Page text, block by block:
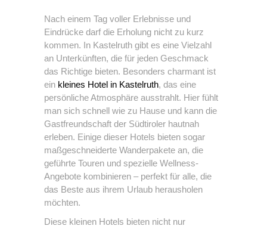
Nach einem Tag voller Erlebnisse und
Eindrücke darf die Erholung nicht zu kurz
kommen. In Kastelruth gibt es eine Vielzahl
an Unterkünften, die für jeden Geschmack
das Richtige bieten. Besonders charmant ist
ein kleines Hotel in Kastelruth, das eine
persönliche Atmosphäre ausstrahlt. Hier fühlt
man sich schnell wie zu Hause und kann die
Gastfreundschaft der Südtiroler hautnah
erleben. Einige dieser Hotels bieten sogar
maßgeschneiderte Wanderpakete an, die
geführte Touren und spezielle Wellness-
Angebote kombinieren – perfekt für alle, die
das Beste aus ihrem Urlaub herausholen
möchten.
Diese kleinen Hotels bieten nicht nur